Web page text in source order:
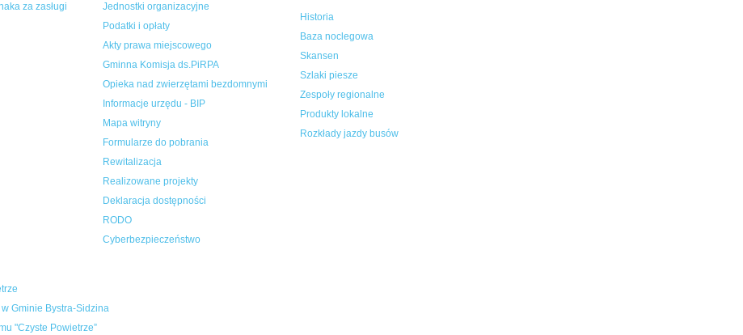
za zasługi
Jednostki organizacyjne
Podatki i opłaty
Akty prawa miejscowego
Gminna Komisja ds.PiRPA
Opieka nad zwierzętami bezdomnymi
Informacje urzędu - BIP
Mapa witryny
Formularze do pobrania
Rewitalizacja
Realizowane projekty
Deklaracja dostępności
RODO
Cyberbezpieczeństwo
Historia
Baza noclegowa
Skansen
Szlaki piesze
Zespoły regionalne
Produkty lokalne
Rozkłady jazdy busów
Gminie Bystra-Sidzina
"Czyste Powietrze”